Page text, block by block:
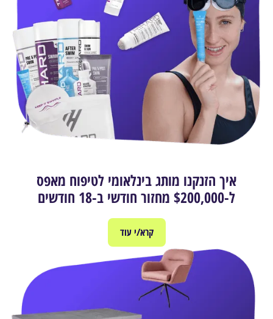
איך הזנקנו מותג בינלאומי לטיפוח מאפס
ל-$200,000 מחזור חודשי ב-18 חודשים
קרא/י עוד